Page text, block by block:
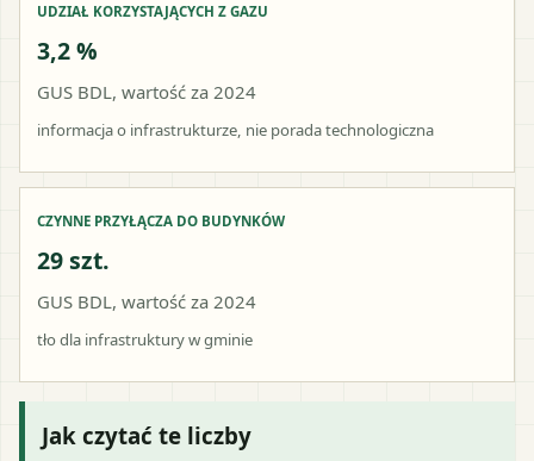
UDZIAŁ KORZYSTAJĄCYCH Z GAZU
3,2 %
GUS BDL, wartość za 2024
informacja o infrastrukturze, nie porada technologiczna
CZYNNE PRZYŁĄCZA DO BUDYNKÓW
29 szt.
GUS BDL, wartość za 2024
tło dla infrastruktury w gminie
Jak czytać te liczby